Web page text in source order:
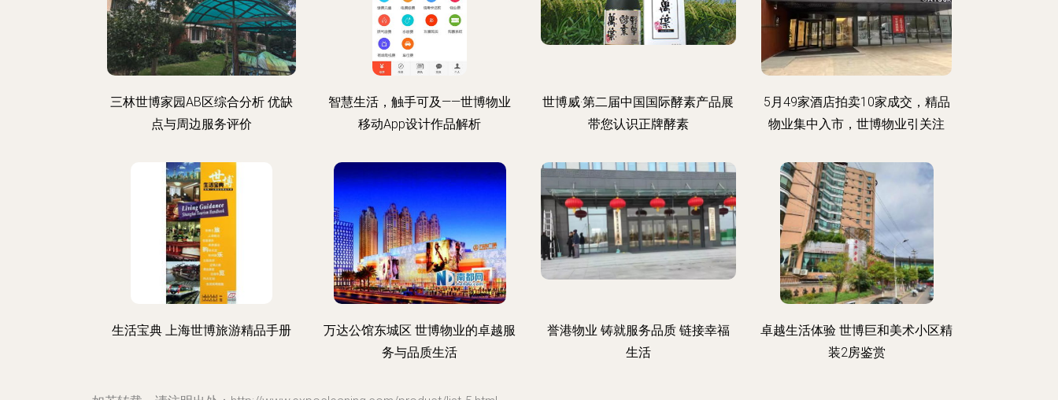
三林世博家园AB区综合分析 优缺
点与周边服务评价
智慧生活，触手可及——世博物业
移动App设计作品解析
世博威·第二届中国国际酵素产品展
带您认识正牌酵素
5月49家酒店拍卖10家成交，精品
物业集中入市，世博物业引关注
生活宝典 上海世博旅游精品手册
万达公馆东城区 世博物业的卓越服
务与品质生活
誉港物业 铸就服务品质 链接幸福
生活
卓越生活体验 世博巨和美术小区精
装2房鉴赏